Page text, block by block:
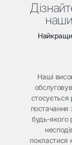
Наші
стосується
постачання
будь-якого
покластися